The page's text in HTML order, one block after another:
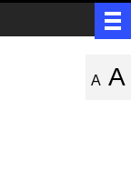
A A